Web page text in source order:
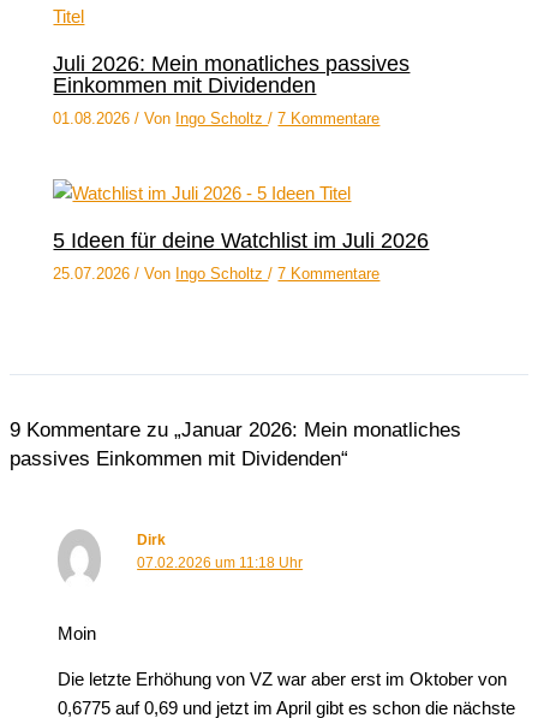
Juli 2026: Mein monatliches passives
Einkommen mit Dividenden
01.08.2026/ Von Ingo Scholtz/7 Kommentare
5 Ideen für deine Watchlist im Juli 2026
25.07.2026/ Von Ingo Scholtz/7 Kommentare
9 Kommentare zu „Januar 2026: Mein monatliches
passives Einkommen mit Dividenden“
Dirk
07.02.2026 um 11:18 Uhr
Moin
Die letzte Erhöhung von VZ war aber erst im Oktober von
0,6775 auf 0,69 und jetzt im April gibt es schon die nächste